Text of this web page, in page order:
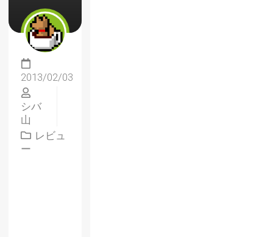
2013/02/03
シバ
山
レビュ
ー